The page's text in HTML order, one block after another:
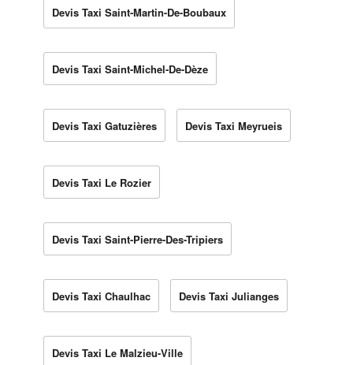
Devis Taxi Saint-Martin-De-Boubaux
Devis Taxi Saint-Michel-De-Dèze
Devis Taxi Gatuzières Devis Taxi Meyrueis
Devis Taxi Le Rozier
Devis Taxi Saint-Pierre-Des-Tripiers
Devis Taxi Chaulhac Devis Taxi Julianges
Devis Taxi Le Malzieu-Ville